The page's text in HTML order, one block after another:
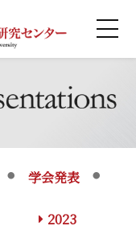
学会発表
2023